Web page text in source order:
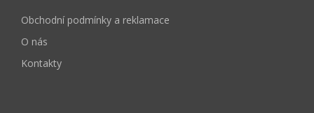
Obchodní podmínky a reklamace
O nás
Kontakty